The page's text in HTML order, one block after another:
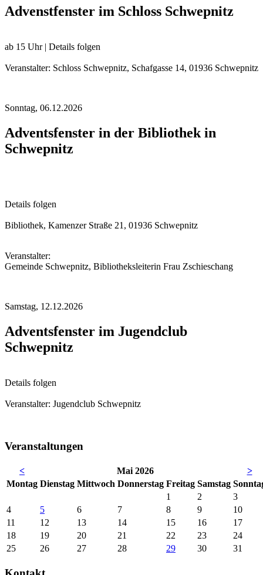
Advenstfenster im Schloss Schwepnitz
ab 15 Uhr | Details folgen
Veranstalter: Schloss Schwepnitz, Schafgasse 14, 01936 Schwepnitz
Sonntag, 06.12.2026
Adventsfenster in der Bibliothek in
Schwepnitz
Details folgen
Bibliothek, Kamenzer Straße 21, 01936 Schwepnitz
Veranstalter:
Gemeinde Schwepnitz, Bibliotheksleiterin Frau Zschieschang
Samstag, 12.12.2026
Adventsfenster im Jugendclub
Schwepnitz
Details folgen
Veranstalter: Jugendclub Schwepnitz
Veranstaltungen
< Mai 2026
>
Montag Dienstag Mittwoch Donnerstag Freitag Samstag So
1
2
3
4
5 6 7 8 9
10
11
12 13 14 15 16
17
18
19 20 21 22 23
24
25
26 27 28 29 30 31